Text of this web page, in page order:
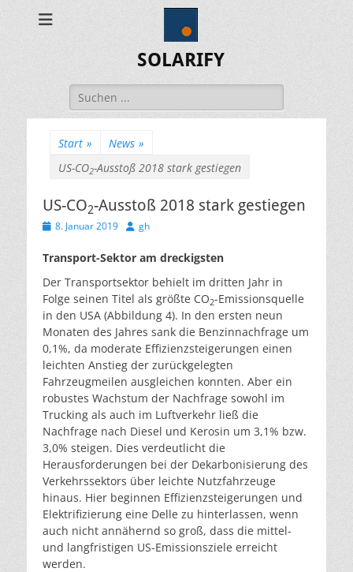
SOLARIFY
Suchen
nach:
Start » News »
US-CO2-Ausstoß 2018 stark gestiegen
US-CO2-Ausstoß 2018 stark gestiegen
Veröffentlicht
8. Januar 2019 Autor
gh
Transport-Sektor am dreckigsten
Der Transportsektor behielt im dritten Jahr in
Folge seinen Titel als größte CO2-Emissionsquelle
in den USA (Abbildung 4). In den ersten neun
Monaten des Jahres sank die Benzinnachfrage um
0,1%, da moderate Effizienzsteigerungen einen
leichten Anstieg der zurückgelegten
Fahrzeugmeilen ausgleichen konnten. Aber ein
robustes Wachstum der Nachfrage sowohl im
Trucking als auch im Luftverkehr ließ die
Nachfrage nach Diesel und Kerosin um 3,1% bzw.
3,0% steigen. Dies verdeutlicht die
Herausforderungen bei der Dekarbonisierung des
Verkehrssektors über leichte Nutzfahrzeuge
hinaus. Hier beginnen Effizienzsteigerungen und
Elektrifizierung eine Delle zu hinterlassen, wenn
auch nicht annähernd so groß, dass die mittel-
und langfristigen US-Emissionsziele erreicht
werden.